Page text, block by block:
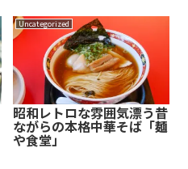
Uncategorized
昭和レトロな雰囲気漂う昔
ながらの本格中華そば「麺
や食堂」